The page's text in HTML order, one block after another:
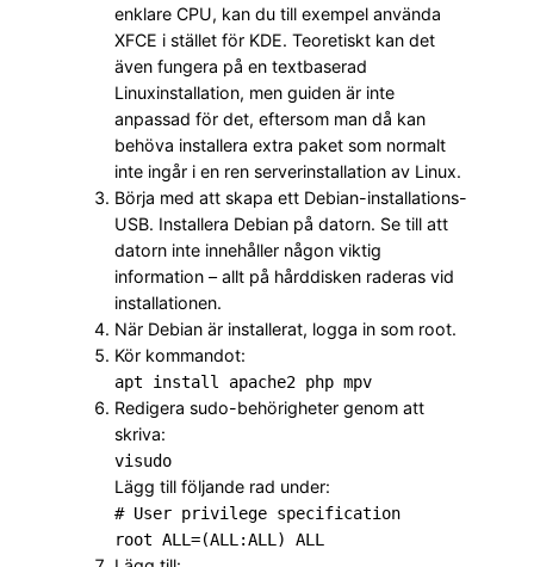
enklare CPU, kan du till exempel använda
XFCE i stället för KDE. Teoretiskt kan det
även fungera på en textbaserad
Linuxinstallation, men guiden är inte
anpassad för det, eftersom man då kan
behöva installera extra paket som normalt
inte ingår i en ren serverinstallation av Linux.
Börja med att skapa ett Debian-installations-
USB. Installera Debian på datorn. Se till att
datorn inte innehåller någon viktig
information – allt på hårddisken raderas vid
installationen.
När Debian är installerat, logga in som root.
Kör kommandot:
apt install apache2 php mpv
Redigera sudo-behörigheter genom att
skriva:
visudo
Lägg till följande rad under:
# User privilege specification
root ALL=(ALL:ALL) ALL